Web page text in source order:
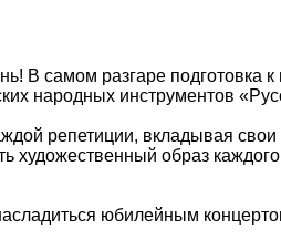
В самом разгаре подготовка
народных инструментов
репетиции, вкладывая
художественный образ каждого
юбилейным